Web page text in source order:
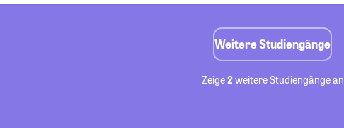
Weitere Studiengänge
Zeige2 weitere Studiengänge an